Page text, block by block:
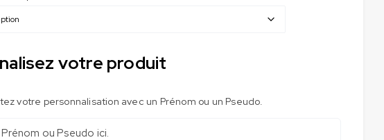
votre produit
votre personnalisation avec un Prénom ou un Pseudo.